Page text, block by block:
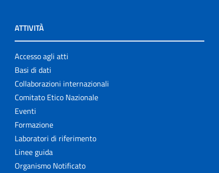
ATTIVITÀ
Accesso agli atti
Basi di dati
Collaborazioni internazionali
Comitato Etico Nazionale
Eventi
Formazione
Laboratori di riferimento
Linee guida
Organismo Notificato